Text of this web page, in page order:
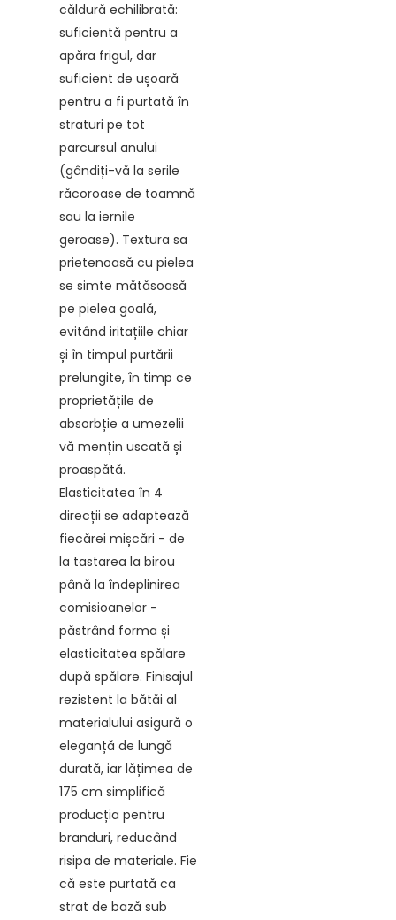
căldură echilibrată:
suficientă pentru a
apăra frigul, dar
suficient de ușoară
pentru a fi purtată în
straturi pe tot
parcursul anului
(gândiți-vă la serile
răcoroase de toamnă
sau la iernile
geroase). Textura sa
prietenoasă cu pielea
se simte mătăsoasă
pe pielea goală,
evitând iritațiile chiar
și în timpul purtării
prelungite, în timp ce
proprietățile de
absorbție a umezelii
vă mențin uscată și
proaspătă.
Elasticitatea în 4
direcții se adaptează
fiecărei mișcări - de
la tastarea la birou
până la îndeplinirea
comisioanelor -
păstrând forma și
elasticitatea spălare
după spălare. Finisajul
rezistent la bătăi al
materialului asigură o
eleganță de lungă
durată, iar lățimea de
175 cm simplifică
producția pentru
branduri, reducând
risipa de materiale. Fie
că este purtată ca
strat de bază sub